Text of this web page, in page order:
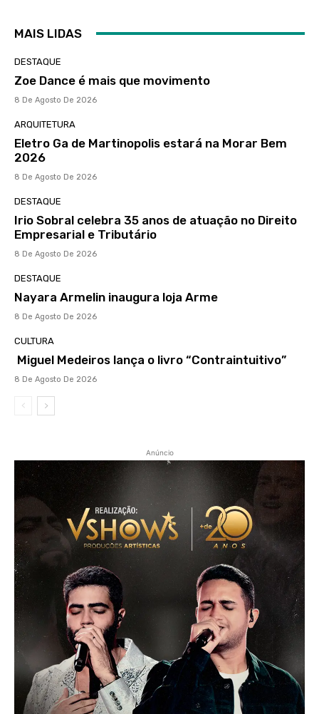
MAIS LIDAS
DESTAQUE
Zoe Dance é mais que movimento
8 De Agosto De 2026
ARQUITETURA
Eletro Ga de Martinopolis estará na Morar Bem
2026
8 De Agosto De 2026
DESTAQUE
Irio Sobral celebra 35 anos de atuação no Direito
Empresarial e Tributário
8 De Agosto De 2026
DESTAQUE
Nayara Armelin inaugura loja Arme
8 De Agosto De 2026
CULTURA
Miguel Medeiros lança o livro “Contraintuitivo”
8 De Agosto De 2026
Anúncio